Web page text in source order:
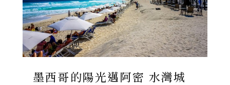
墨西哥的陽光邁阿密 水灣城